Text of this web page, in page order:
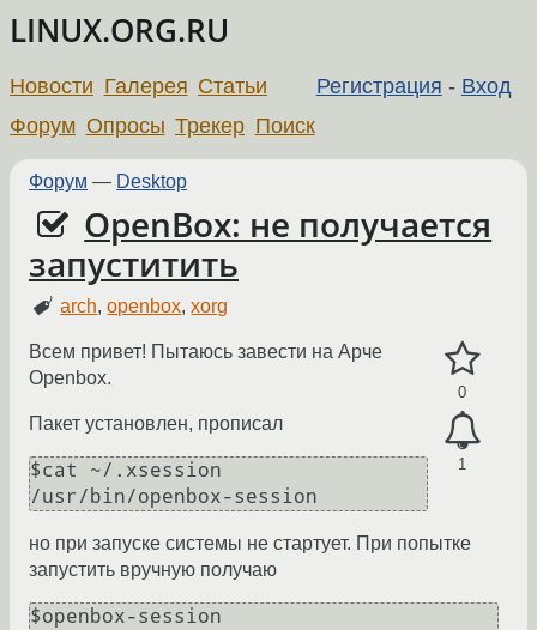
LINUX.ORG.RU
Регистрация - Вход
Новости Галерея Статьи
Форум Опросы Трекер Поиск
Форум — Desktop
OpenBox: не получается
запуститить
arch,openbox,xorg
0
1
Всем привет! Пытаюсь завести на Арче
Openbox.
Пакет установлен, прописал
$cat ~/.xsession
но при запуске системы не стартует. При попытке
запустить вручную получаю
$openbox-session